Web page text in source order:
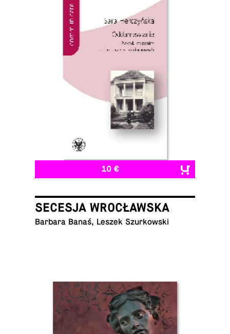
10 €
SECESJA WROCŁAWSKA
Barbara Banaś, Leszek Szurkowski